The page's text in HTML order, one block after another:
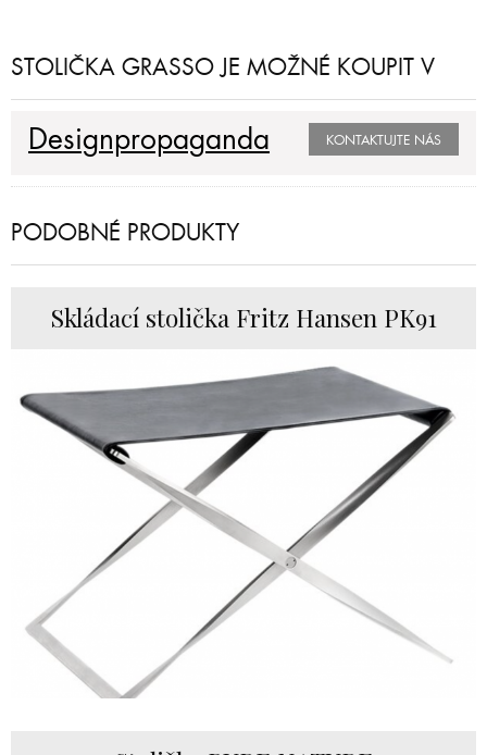
STOLIČKA GRASSO JE MOŽNÉ KOUPIT V
Designpropaganda KONTAKTUJTE NÁS
PODOBNÉ PRODUKTY
Skládací stolička Fritz Hansen PK91